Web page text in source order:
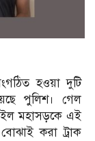
হওয়া দুটি
পুলিশ। গেল
মহাসড়কে এই
করা ট্রাক